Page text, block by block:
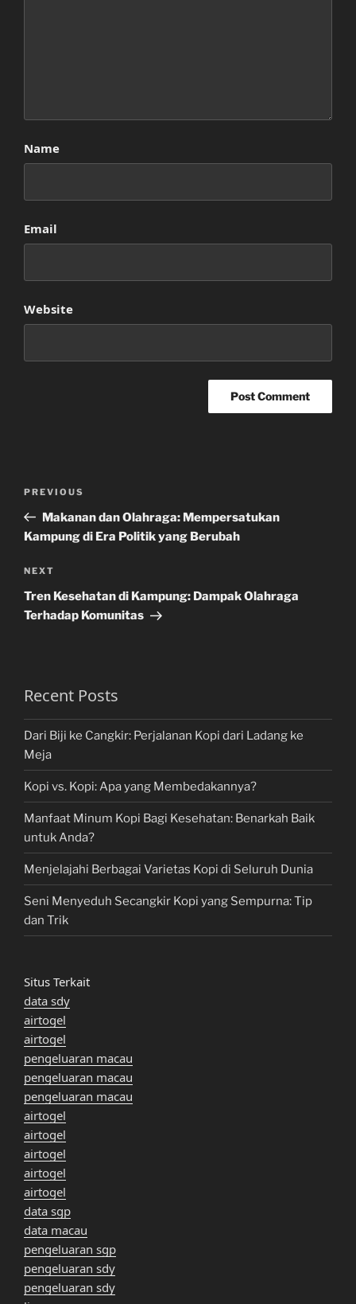
Name
Email
Website
Previous
Post
PREVIOUS
Makanan dan Olahraga: Mempersatukan
Kampung di Era Politik yang Berubah
Next
Post
NEXT
Tren Kesehatan di Kampung: Dampak Olahraga
Terhadap Komunitas
Recent Posts
Dari Biji ke Cangkir: Perjalanan Kopi dari Ladang ke
Meja
Kopi vs. Kopi: Apa yang Membedakannya?
Manfaat Minum Kopi Bagi Kesehatan: Benarkah Baik
untuk Anda?
Menjelajahi Berbagai Varietas Kopi di Seluruh Dunia
Seni Menyeduh Secangkir Kopi yang Sempurna: Tip
dan Trik
Situs Terkait
data sdy
airtogel
airtogel
pengeluaran macau
pengeluaran macau
pengeluaran macau
airtogel
airtogel
airtogel
airtogel
airtogel
data sgp
data macau
pengeluaran sgp
pengeluaran sdy
pengeluaran sdy